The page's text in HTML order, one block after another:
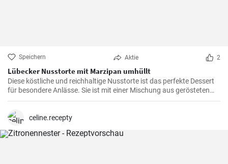
Speichern Aktie 2
Lübecker Nusstorte mit Marzipan umhüllt
Diese köstliche und reichhaltige Nusstorte ist das perfekte Dessert
für besondere Anlässe. Sie ist mit einer Mischung aus gerösteten
Nüssen und einer cremigen Füllung gefüllt, die von einer knackigen
celine.recepty